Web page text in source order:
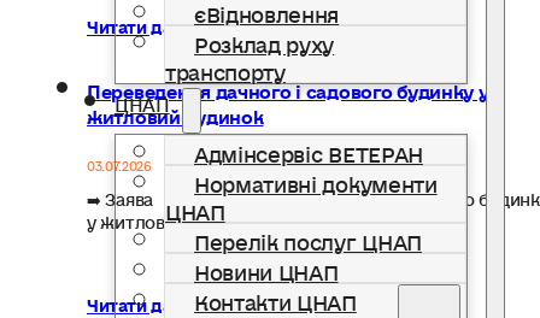
єВідновлення
Розклад руху
транспорту
ЦНАП
Адмінсервіс ВЕТЕРАН
Нормативні документи
ЦНАП
Перелік послуг ЦНАП
Новини ЦНАП
Контакти ЦНАП
Читати далі...
Переведення дачного і садового будинку у
житловий будинок
03.07.2026
➡️ Заява про переведення дачного і садового
у житловий…
Читати далі...